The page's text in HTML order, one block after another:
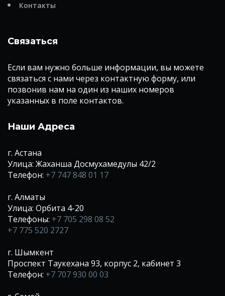
Контакты
Связаться
Если вам нужно больше информации, вы можете
связаться с нами через контактную форму, или
позвонив нам на один из наших номеров
указанных в поле контактов.
Наши Адреса
г. Астана
Улица: Жаханша Досмухамедулы 42/2
Телефон: +7 747 848 01 17
г. Алматы
Улица: Орбита 4-20
Телефоны: +7 705 298 08 52
+7 775 520 2727
г. Шымкент
Проспект Таукехана 93, корпус 2, кабинет 3
Телефон: +7 707 930 00 03